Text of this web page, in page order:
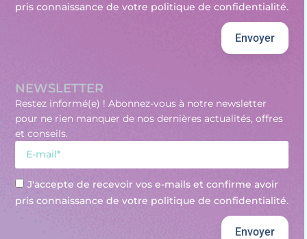
pris connaissance de votre politique de confidentialité.
Envoyer
NEWSLETTER
Restez informé(e) ! Abonnez-vous à notre newsletter
pour ne rien manquer de nos dernières actualités, offres
et conseils.
J'accepte de recevoir vos e-mails et confirme avoir
pris connaissance de votre politique de confidentialité.
Envoyer